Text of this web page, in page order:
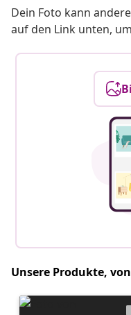
Dein Foto kann
auf den Link unten,
Unsere Produkte,